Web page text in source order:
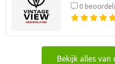
0
Bekijk alles van